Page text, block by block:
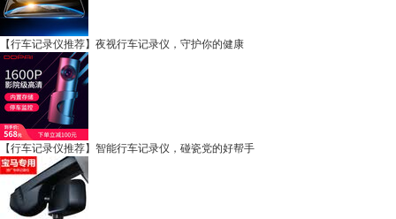
【行车记录仪推荐】夜视行车记录仪，守护你的健康
【行车记录仪推荐】智能行车记录仪，碰瓷党的好帮手